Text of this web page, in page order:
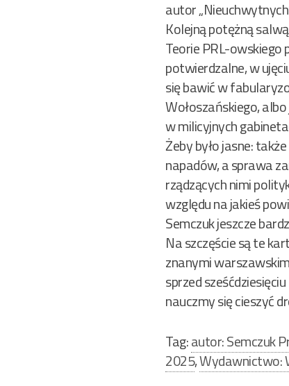
autor
Kolejną potężną
Teorie PRL-owskiego
potwierdzalne, w
się bawić w
Wołoszańskiego,
w milicyjnych
Żeby było jasne:
napadów, a sprawa
rządzących nimi
względu na jakieś
Semczuk jeszcze
Na szczęście są te
znanymi
sprzed
nauczmy się cieszyć
Tag:autor: Semczuk
2025,Wydawnictwo: